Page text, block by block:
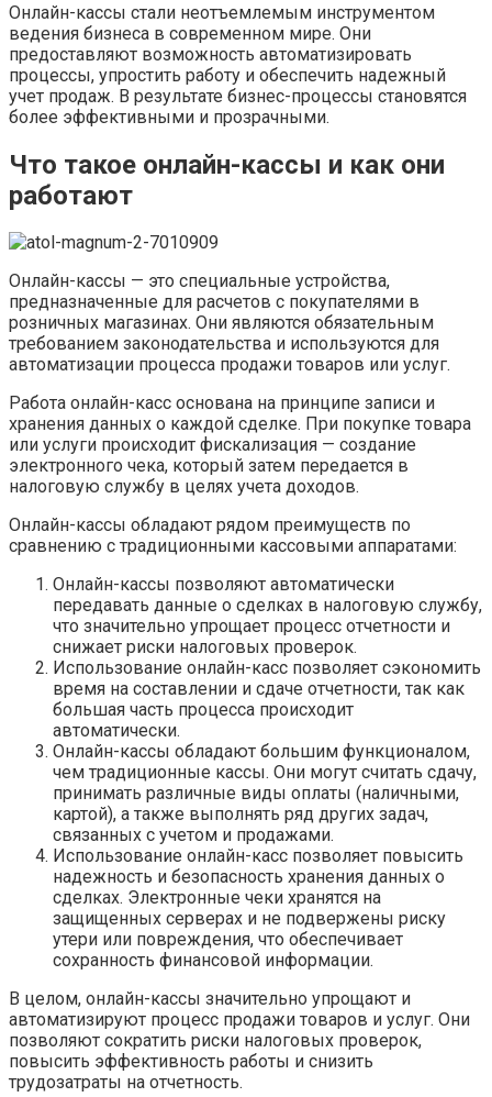
Онлайн-кассы стали неотъемлемым инструментом
ведения бизнеса в современном мире. Они
предоставляют возможность автоматизировать
процессы, упростить работу и обеспечить надежный
учет продаж. В результате бизнес-процессы становятся
более эффективными и прозрачными.
Что такое онлайн-кассы и как они
работают
Онлайн-кассы — это специальные устройства,
предназначенные для расчетов с покупателями в
розничных магазинах. Они являются обязательным
требованием законодательства и используются для
автоматизации процесса продажи товаров или услуг.
Работа онлайн-касс основана на принципе записи и
хранения данных о каждой сделке. При покупке товара
или услуги происходит фискализация — создание
электронного чека, который затем передается в
налоговую службу в целях учета доходов.
Онлайн-кассы обладают рядом преимуществ по
сравнению с традиционными кассовыми аппаратами:
Онлайн-кассы позволяют автоматически
передавать данные о сделках в налоговую службу,
что значительно упрощает процесс отчетности и
снижает риски налоговых проверок.
Использование онлайн-касс позволяет сэкономить
время на составлении и сдаче отчетности, так как
большая часть процесса происходит
автоматически.
Онлайн-кассы обладают большим функционалом,
чем традиционные кассы. Они могут считать сдачу,
принимать различные виды оплаты (наличными,
картой), а также выполнять ряд других задач,
связанных с учетом и продажами.
Использование онлайн-касс позволяет повысить
надежность и безопасность хранения данных о
сделках. Электронные чеки хранятся на
защищенных серверах и не подвержены риску
утери или повреждения, что обеспечивает
сохранность финансовой информации.
В целом, онлайн-кассы значительно упрощают и
автоматизируют процесс продажи товаров и услуг. Они
позволяют сократить риски налоговых проверок,
повысить эффективность работы и снизить
трудозатраты на отчетность.